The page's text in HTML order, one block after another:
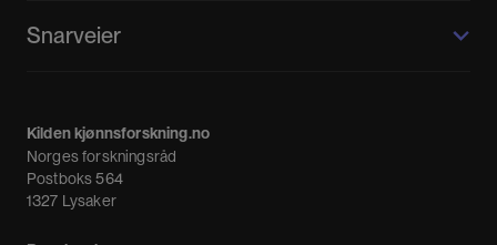
Kvinnehistorie.no
Snarveier
Nyheter
Nyhetsbrev
Kilden kjønnsforskning.no
Norges forskningsråd
Postboks 564
1327 Lysaker